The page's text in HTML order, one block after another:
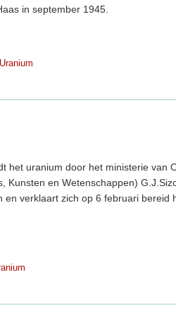
in september 1945.
Uranium
het uranium door het ministerie van
Kunsten en Wetenschappen)
en verklaart zich op 6 februari bereid